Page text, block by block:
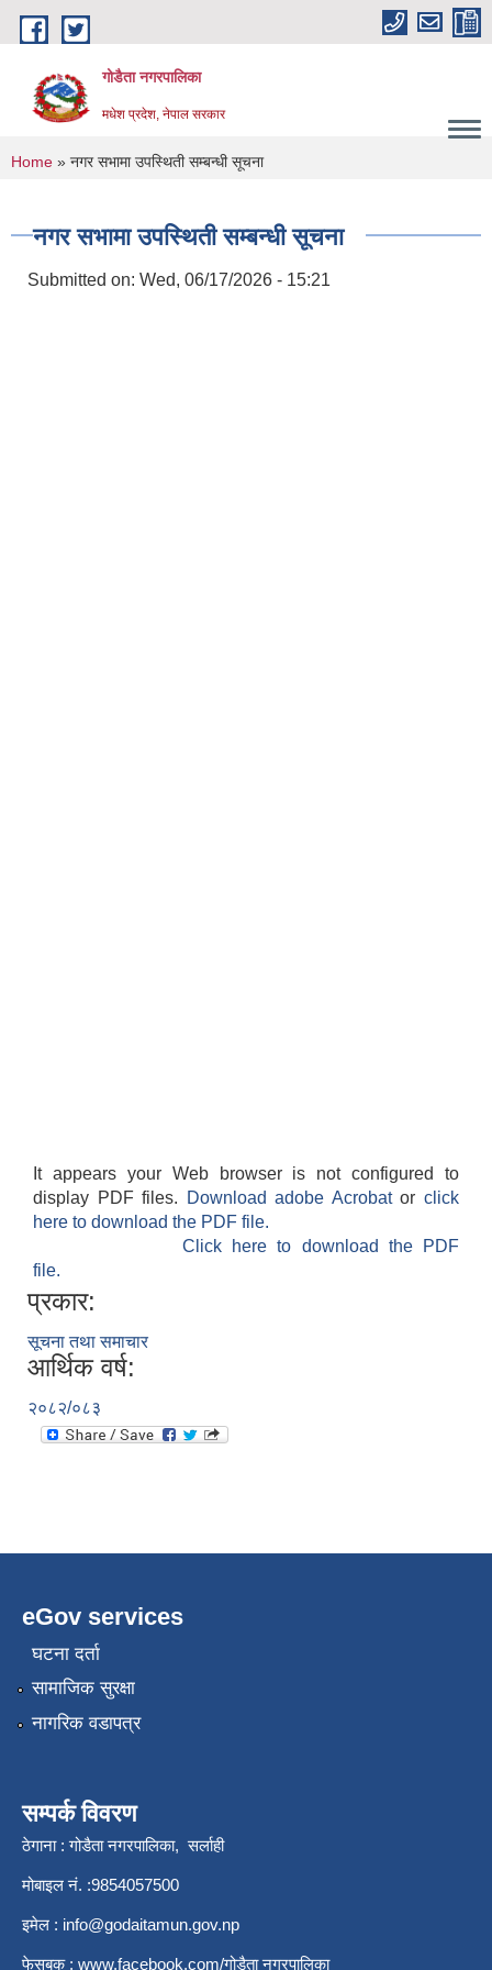
Skip to main content
गोडैता नगरपालिका
मधेश प्रदेश, नेपाल सरकार
You are here
Home » नगर सभामा उपस्थिती सम्बन्धी सूचना
नगर सभामा उपस्थिती सम्बन्धी सूचना
Submitted on: Wed, 06/17/2026 - 15:21
It appears your Web browser is not configured to
display PDF files.
Download adobe Acrobatorclick
here to download the PDF file.
Click here to download the PDF
file.
प्रकार:
सूचना तथा समाचार
आर्थिक वर्ष:
२०८२/०८३
eGov services
घटना दर्ता
सामाजिक सुरक्षा
नागरिक वडापत्र
सम्पर्क विवरण
ठेगाना : गोडैता नगरपालिका, सर्लाही
मोबाइल नं. :9854057500
इमेल : info@godaitamun.gov.np
फेसबुक : www.facebook.com/गोडैता नगरपालिका